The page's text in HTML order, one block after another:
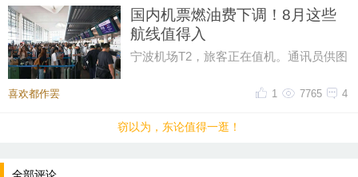
国内机票燃油费下调！8月这些
航线值得入
宁波机场T2，旅客正在值机。通讯员供图
说，这里有一则好消息要带给你
喜欢都作罢 4
7765
1
窃以为，东论值得一逛！
全部评论